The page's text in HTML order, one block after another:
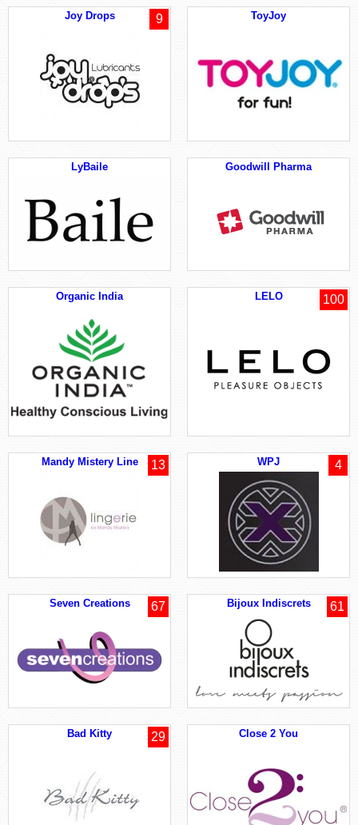
Joy Drops 9 ToyJoy
LyBaile Goodwill Pharma
Organic India LELO 100
Mandy Mistery Line 13 WPJ 4
Seven Creations 67 Bijoux Indiscrets 61
Bad Kitty 29 Close 2 You